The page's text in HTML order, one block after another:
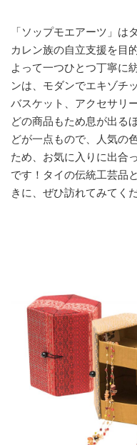
「ソップモエアーツ」は
カレン族の自立支援を目
よって一つひとつ丁寧に
ンは、モダンでエキゾチ
バスケット、アクセサリ
どの商品もため息が出る
どが一点もので、人気の
ため、お気に入りに出合
です！タイの伝統工芸品
きに、ぜひ訪れてみてく